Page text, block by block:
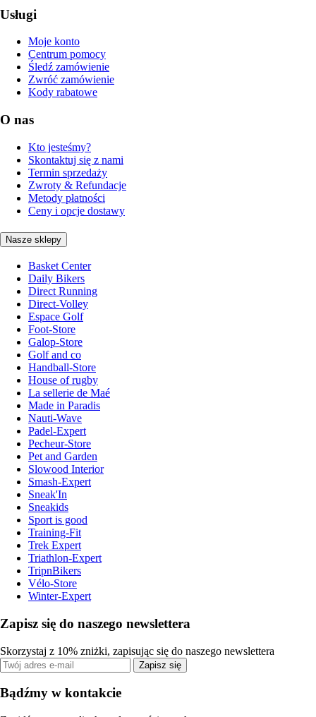
Usługi
Moje konto
Centrum pomocy
Śledź zamówienie
Zwróć zamówienie
Kody rabatowe
O nas
Kto jesteśmy?
Skontaktuj się z nami
Termin sprzedaży
Zwroty & Refundacje
Metody płatności
Ceny i opcje dostawy
Nasze sklepy
Basket Center
Daily Bikers
Direct Running
Direct-Volley
Espace Golf
Foot-Store
Galop-Store
Golf and co
Handball-Store
House of rugby
La sellerie de Maé
Made in Paradis
Nauti-Wave
Padel-Expert
Pecheur-Store
Pet and Garden
Slowood Interior
Smash-Expert
Sneak'In
Sneakids
Sport is good
Training-Fit
Trek Expert
Triathlon-Expert
TripnBikers
Vélo-Store
Winter-Expert
Zapisz się do naszego newslettera
Skorzystaj z 10% zniżki, zapisując się do naszego newslettera
Zapisz się
Bądźmy w kontakcie